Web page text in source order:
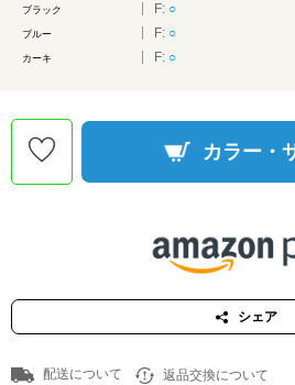
ブラック F: ○
ブルー F: ○
カーキ F: ○
カラー・
シェア
配送について 返品交換について